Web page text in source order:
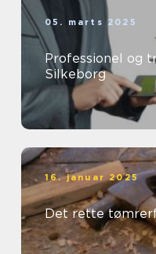
05. marts 2025
Professionel og
Silkeborg
16. januar 2025
Det rette